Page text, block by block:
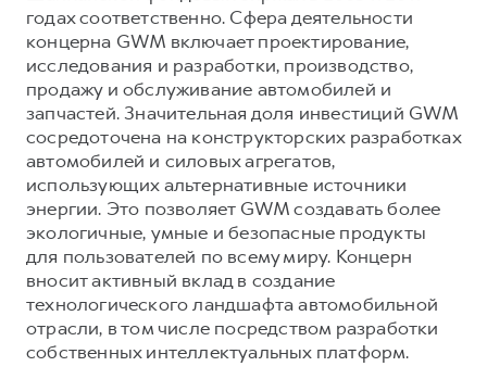
годах соответственно. Сфера деятельности
концерна GWM включает проектирование,
исследования и разработки, производство,
продажу и обслуживание автомобилей и
запчастей. Значительная доля инвестиций GWM
сосредоточена на конструкторских разработках
автомобилей и силовых агрегатов,
использующих альтернативные источники
энергии. Это позволяет GWM создавать более
экологичные, умные и безопасные продукты
для пользователей по всему миру. Концерн
вносит активный вклад в создание
технологического ландшафта автомобильной
отрасли, в том числе посредством разработки
собственных интеллектуальных платформ.